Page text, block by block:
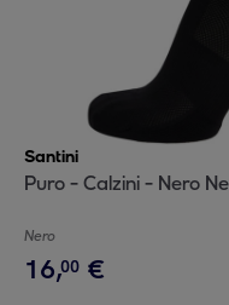
Santini
Puro - Calzini - Nero
Nero
16,00 €